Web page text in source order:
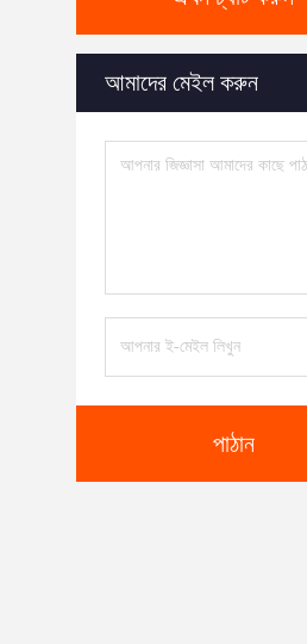
আমাদের মেইল ​​করুন
পাঠান